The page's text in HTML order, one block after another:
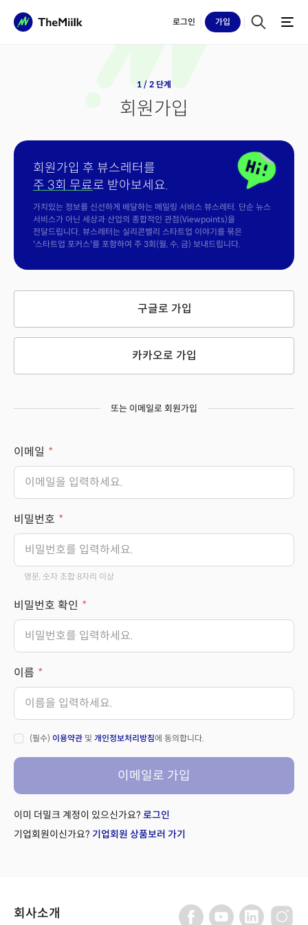
로그인 가입
1 / 2 단계
회원가입
회원가입 후 뷰스레터를
주 3회 무료로 받아보세요.
가치있는 정보를 신선하게 배달하는 메일링 서비스 뷰스레터. 단순 뉴스
서비스가 아닌 세상과 산업의 종합적인 관점(Viewpoints)을
전달드립니다. 뷰스레터는 실리콘밸리 스타트업 이야기를 묶은
'스타트업 포커스'를 포함하여 주 3회(월, 수, 금) 보내드립니다.
구글로 가입
카카오로 가입
또는 이메일로 회원가입
이메일
비밀번호
영문, 숫자 조합 8자리 이상
비밀번호 확인
이름
(필수) 이용약관 및 개인정보처리방침에 동의합니다.
이메일로 가입
이미 더밀크 계정이 있으신가요? 로그인
기업회원이신가요? 기업회원 상품보러 가기
회사소개